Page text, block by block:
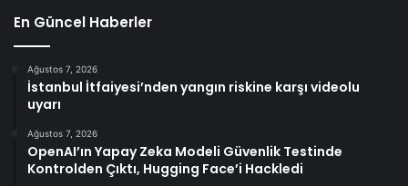
En Güncel Haberler
Ağustos 7, 2026
İstanbul İtfaiyesi’nden yangın riskine karşı videolu
uyarı
Ağustos 7, 2026
OpenAI’ın Yapay Zeka Modeli Güvenlik Testinde
Kontrolden Çıktı, Hugging Face’i Hackledi